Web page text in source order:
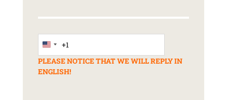
United States +1
+1
PLEASE NOTICE THAT WE WILL REPLY IN
ENGLISH!